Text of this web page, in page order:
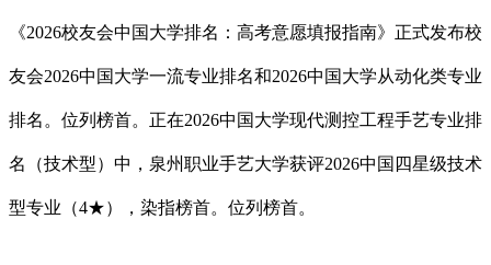
《2026校友会中国大学排名：高考意愿填报指南》正式发布校
友会2026中国大学一流专业排名和2026中国大学从动化类专业
排名。位列榜首。正在2026中国大学现代测控工程手艺专业排
名（技术型）中，泉州职业手艺大学获评2026中国四星级技术
型专业（4★），染指榜首。位列榜首。